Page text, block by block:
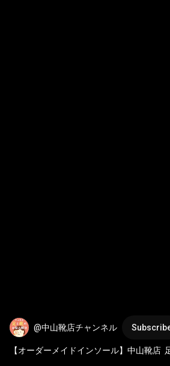
@中山靴店チャンネル
【オーダーメイドインソール】中山靴店